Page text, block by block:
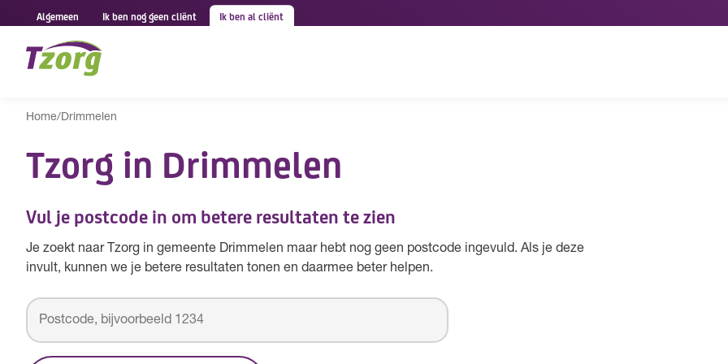
Algemeen Ik ben nog geen cliënt Ik ben al cliënt
Home/Drimmelen
Tzorg in Drimmelen
Vul je postcode in om betere resultaten te zien
Je zoekt naar Tzorg in gemeente Drimmelen maar hebt nog geen postcode ingevuld. Als je deze
invult, kunnen we je betere resultaten tonen en daarmee beter helpen.